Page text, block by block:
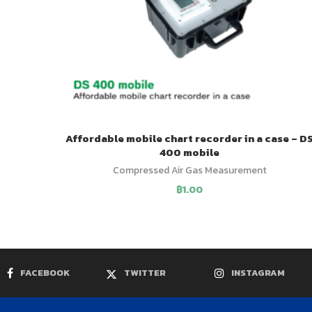
Affordable mobile chart recorder in a case – DS
400 mobile
Compressed Air Gas Measurement
฿1.00
FACEBOOK TWITTER INSTAGRAM